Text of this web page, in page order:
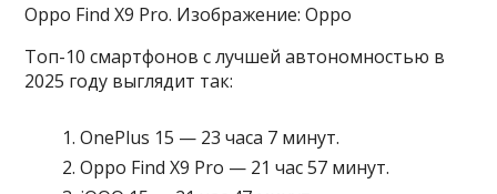
Oppo Find X9 Pro. Изображение: Oppo
Топ-10 смартфонов с лучшей автономностью в
2025 году выглядит так:
OnePlus 15 — 23 часа 7 минут.
Oppo Find X9 Pro — 21 час 57 минут.